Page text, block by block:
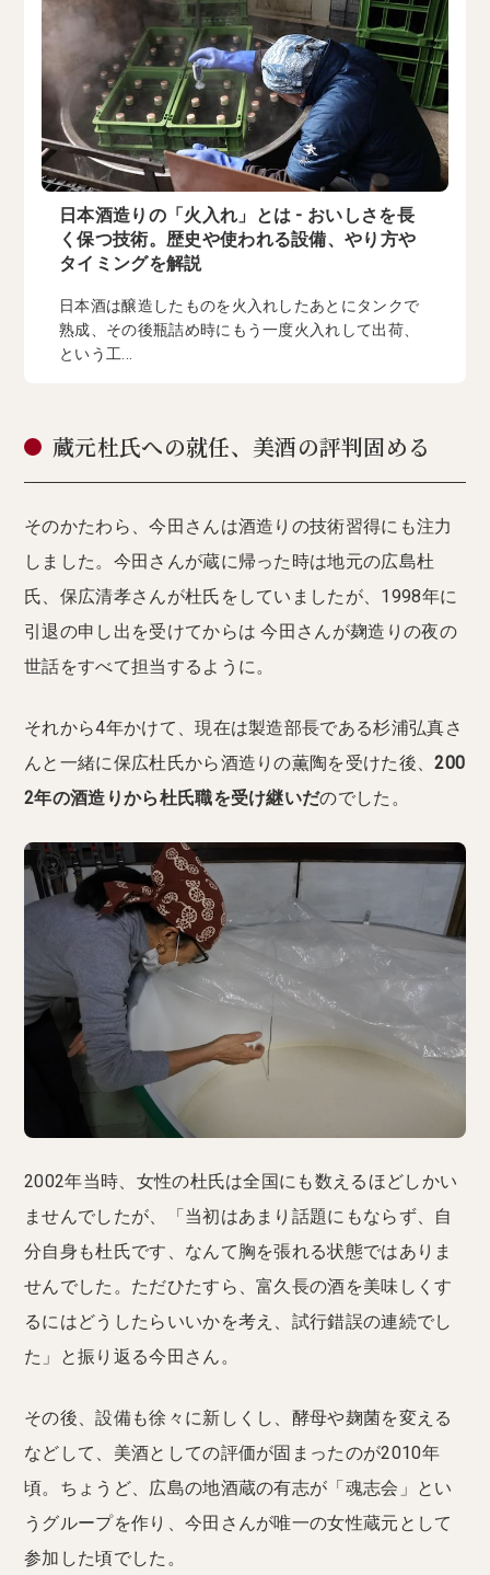
日本酒造りの「火入れ」とは - おいしさを長
く保つ技術。歴史や使われる設備、やり方や
タイミングを解説
日本酒は醸造したものを火入れしたあとにタンクで
熟成、その後瓶詰め時にもう一度火入れして出荷、
という工...
蔵元杜氏への就任、美酒の評判固める
そのかたわら、今田さんは酒造りの技術習得にも注力
しました。今田さんが蔵に帰った時は地元の広島杜
氏、保広清孝さんが杜氏をしていましたが、1998年に
引退の申し出を受けてからは 今田さんが麹造りの夜の
世話をすべて担当するように。
それから4年かけて、現在は製造部長である杉浦弘真さ
んと一緒に保広杜氏から酒造りの薫陶を受けた後、200
2年の酒造りから杜氏職を受け継いだのでした。
2002年当時、女性の杜氏は全国にも数えるほどしかい
ませんでしたが、「当初はあまり話題にもならず、自
分自身も杜氏です、なんて胸を張れる状態ではありま
せんでした。ただひたすら、富久長の酒を美味しくす
るにはどうしたらいいかを考え、試行錯誤の連続でし
た」と振り返る今田さん。
その後、設備も徐々に新しくし、酵母や麹菌を変える
などして、美酒としての評価が固まったのが2010年
頃。ちょうど、広島の地酒蔵の有志が「魂志会」とい
うグループを作り、今田さんが唯一の女性蔵元として
参加した頃でした。